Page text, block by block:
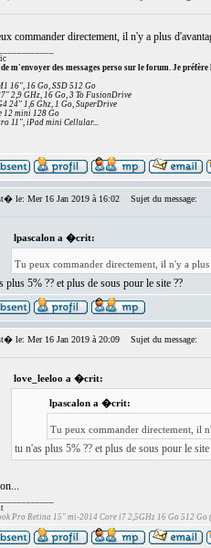
commander directement, il n'y a plus
m'envoyer des messages perso sur le forum. Je préfère
16", 16 Go, SSD 512 Go
2,9 GHz, 16 Go, 3 To FusionDrive
24" 1,6 Ghz, 1 Go, SuperDrive
12 mini 128 Go
11", iPad mini Cellular...
le: Mer 16 Jan 2019 à 16:02 Sujet du message:
lpascalon a �crit:
Tu peux commander directement, il n'y a
plus 5% ?? et plus de sous pour le site ??
le: Mer 16 Jan 2019 à 20:09 Sujet du message:
love_leeloo a �crit:
lpascalon a �crit:
Tu peux commander directement, il
tu n'as plus 5% ?? et plus de sous pour le site
Pro Retina 15" mi-2014 Core i7 2,5GHz 16 Go 512 Go